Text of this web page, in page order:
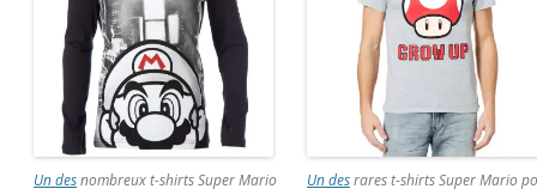
Un desnombreux t-shirts Super Mario
Un desrares t-shirts Super Mario